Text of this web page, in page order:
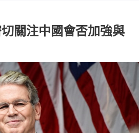
關注中國會否加強與